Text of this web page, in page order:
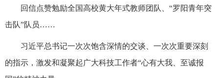
回信点赞勉励全国高校黄大年式教师团队、“罗阳青年突
击队”队员……
习近平总书记一次次饱含深情的交谈、一次次重要深刻
的指示，激发和凝聚起广大科技工作者“心有大我、至诚报